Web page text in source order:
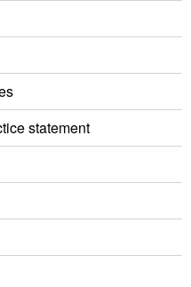
statement